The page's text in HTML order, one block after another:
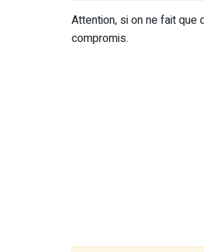
Attention, si on ne fait que
compromis.